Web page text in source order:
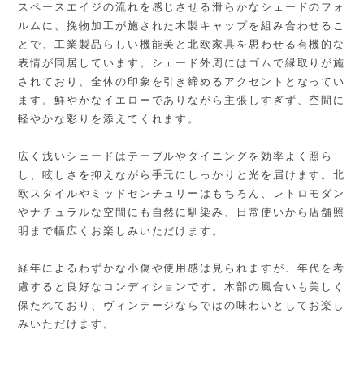
スペースエイジの流れを感じさせる滑らかなシェードのフォ
ルムに、挽物加工が施された木製キャップを組み合わせるこ
とで、工業製品らしい機能美と北欧家具を思わせる有機的な
表情が同居しています。シェード外周にはゴムで縁取りが施
されており、全体の印象を引き締めるアクセントとなってい
ます。鮮やかなイエローでありながら主張しすぎず、空間に
軽やかな彩りを添えてくれます。
広く浅いシェードはテーブルやダイニングを効率よく照ら
し、眩しさを抑えながら手元にしっかりと光を届けます。北
欧スタイルやミッドセンチュリーはもちろん、レトロモダン
やナチュラルな空間にも自然に馴染み、日常使いから店舗照
明まで幅広くお楽しみいただけます。
経年によるわずかな小傷や使用感は見られますが、年代を考
慮すると良好なコンディションです。木部の風合いも美しく
保たれており、ヴィンテージならではの味わいとしてお楽し
みいただけます。